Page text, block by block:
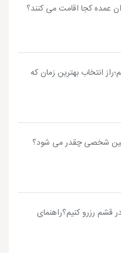
عمده کجا اقامت می کنند؟
انتخاب بهترین زمان که
شخصی چقدر می شود؟
قشم رزرو کنیم؟راهنمای